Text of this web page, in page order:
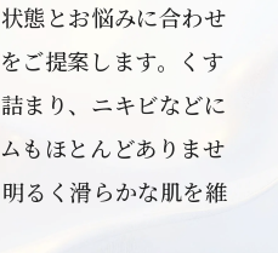
態とお悩みに合わせ
ご提案します。くす
まり、ニキビなどに
もほとんどありませ
るく滑らかな肌を維